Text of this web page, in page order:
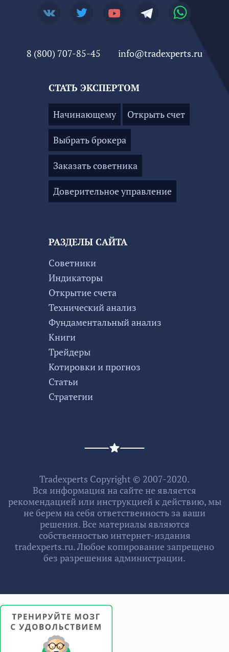
РАЗДЕЛЫ САЙТА
Советники
Индикаторы
Открытие счета
Технический анализ
Фундаментальный анализ
Книги
Трейдеры
Котировки и прогноз
Статьи
Стратегии
8 (800) 707-85-45 info@tradexperts.ru
СТАТЬ ЭКСПЕРТОМ
Начинающему Открыть счет
Выбрать брокера
Заказать советника
Доверительное управление
Tradexperts Copyright © 2007-2020.
Вся информация на сайте не является
рекомендацией или инструкцией к действию, мы
не берем на себя ответственность за ваши
решения. Все материалы являются
собственностью интернет-издания
tradexperts.ru. Любое копирование запрещено
без разрешения администрации.